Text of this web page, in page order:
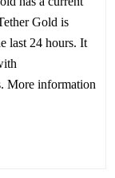
Gold is
last 24 hours. It
More information